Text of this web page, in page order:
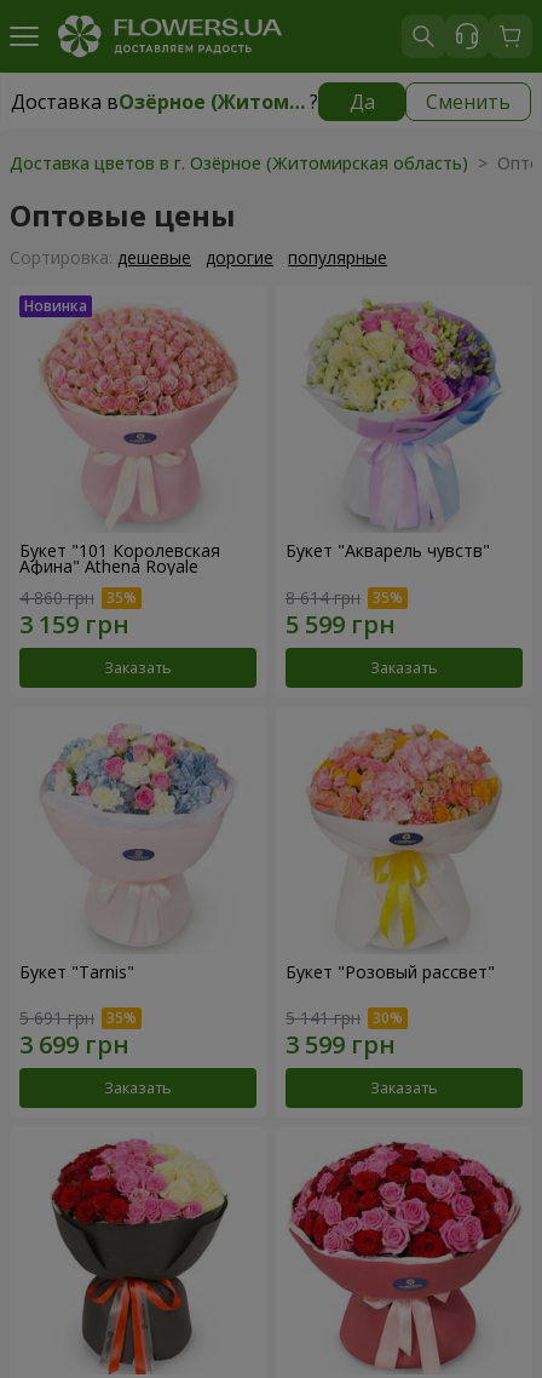
Доставка в Озёрное (Житомирская область)? Да Сменить
Доставка в |бесплатно
Доставка цветов в г. Озёрное (Житомирская область) >
Оптовые цены
Cортировка: дешевые дорогие популярные
Букет "101 Королевская
Афина" Athena Royale
4 860 грн
Заказать
Букет "Акварель чувств"
8 614 грн
Заказать
Букет "Tarnis"
5 691 грн
Заказать
Букет "Розовый рассвет"
5 141 грн
Заказать